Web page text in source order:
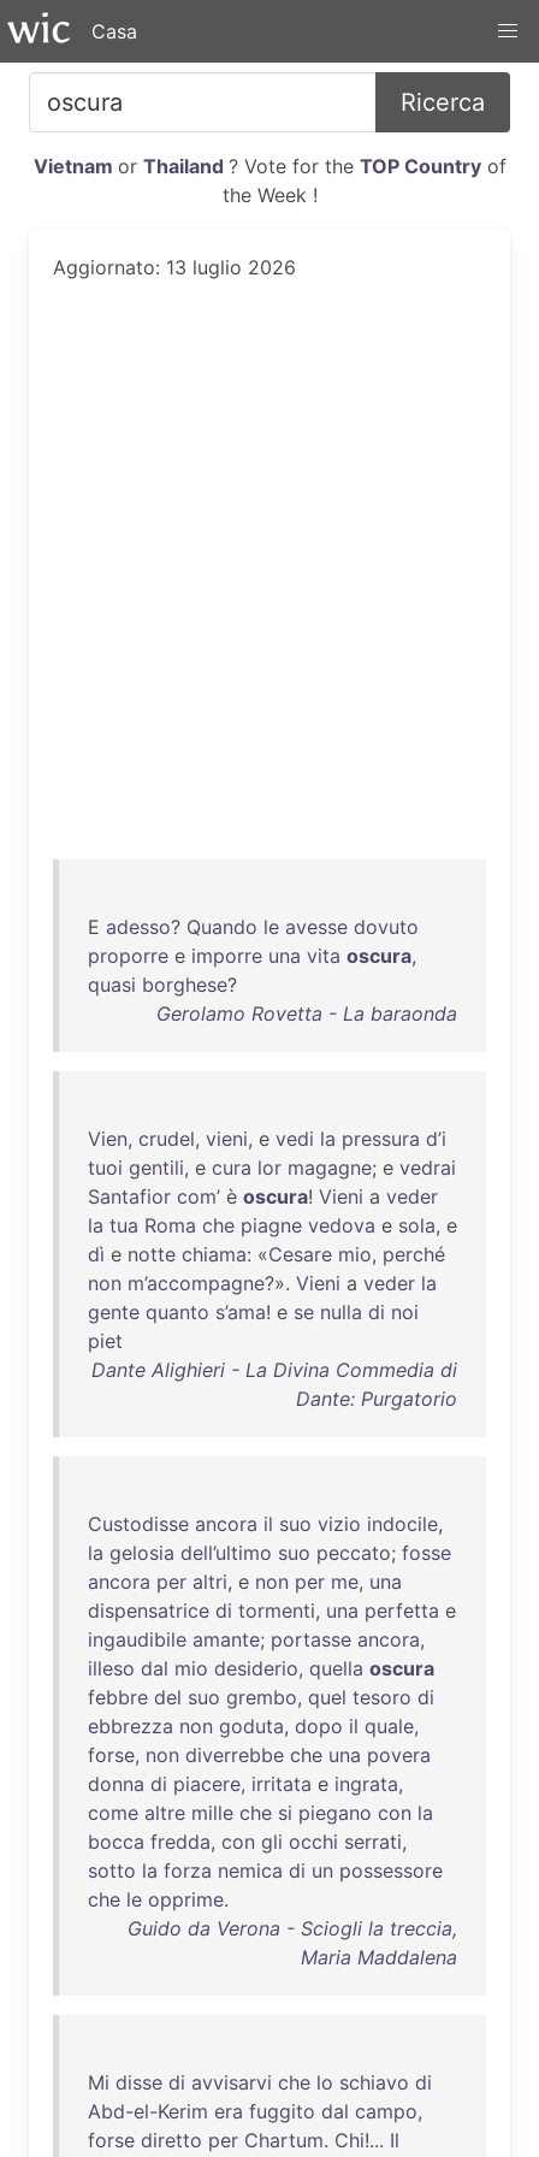
Casa
Ricerca
Vietnam or Thailand ? Vote for the TOP Countryof
the Week !
Aggiornato: 13 luglio 2026
E adesso? Quando le avesse dovuto
proporre e imporre una vita oscura,
quasi borghese?
Gerolamo Rovetta - La baraonda
Vien, crudel, vieni, e vedi la pressura d’i
tuoi gentili, e cura lor magagne; e vedrai
Santafior com’ è oscura! Vieni a veder
la tua Roma che piagne vedova e sola, e
dì e notte chiama: «Cesare mio, perché
non m’accompagne?». Vieni a veder la
gente quanto s’ama! e se nulla di noi
piet
Dante Alighieri - La Divina Commedia di
Dante: Purgatorio
Custodisse ancora il suo vizio indocile,
la gelosia dell’ultimo suo peccato; fosse
ancora per altri, e non per me, una
dispensatrice di tormenti, una perfetta e
ingaudibile amante; portasse ancora,
illeso dal mio desiderio, quella oscura
febbre del suo grembo, quel tesoro di
ebbrezza non goduta, dopo il quale,
forse, non diverrebbe che una povera
donna di piacere, irritata e ingrata,
come altre mille che si piegano con la
bocca fredda, con gli occhi serrati,
sotto la forza nemica di un possessore
che le opprime.
Guido da Verona - Sciogli la treccia,
Maria Maddalena
Mi disse di avvisarvi che lo schiavo di
Abd-el-Kerim era fuggito dal campo,
forse diretto per Chartum. Chi!... Il